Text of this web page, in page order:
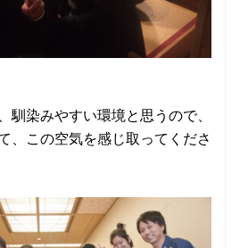
馴染みやすい環境と思うので、
、この空気を感じ取ってくださ